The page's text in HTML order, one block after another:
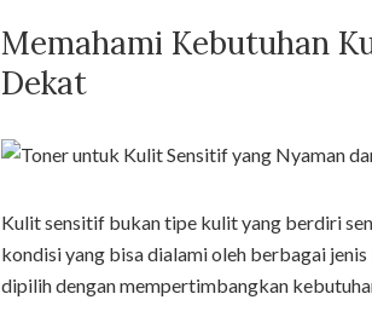
Memahami Kebutuhan
Dekat
Kulit sensitif bukan tipe kulit yang berdiri
kondisi yang bisa dialami oleh berbagai
dipilih dengan mempertimbangkan